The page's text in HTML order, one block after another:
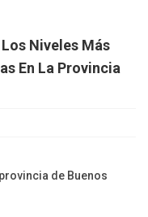
Niveles Más
En La Provincia
de Buenos